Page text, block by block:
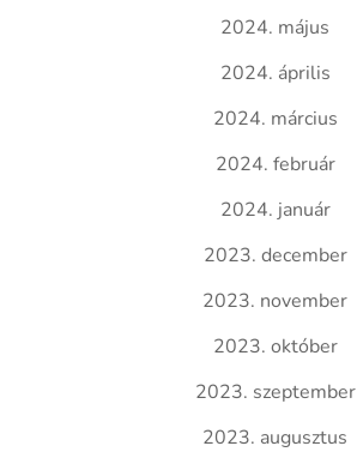
2024. május
2024. április
2024. március
2024. február
2024. január
2023. december
2023. november
2023. október
2023. szeptember
2023. augusztus